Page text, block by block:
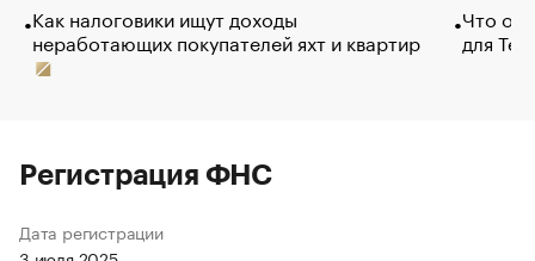
Как налоговики ищут доходы
неработающих покупателей яхт и квартир
Что
для
Регистрация ФНС
Дата регистрации